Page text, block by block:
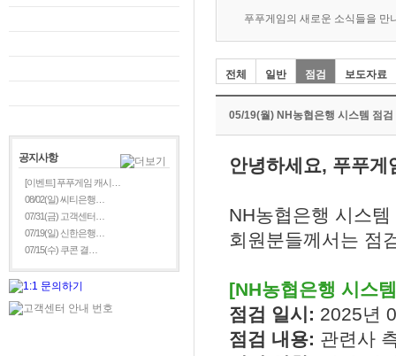
공지사항
[이벤트] 푸푸게임 캐시…
08/02(일) 씨티은행…
07/31(금) 고객센터…
07/19(일) 신한은행…
07/15(수) 쿠콘 결…
푸푸게임의 새로운 소식들을 만
전체 일반 점검 보도자료
05/19(월) NH농협은행 시스템 점검
안녕하세요, 푸푸게
NH농협은행 시스
회원분들께서는 점
[NH농협은행 시스
점검 일시: 2025년
점검 내용: 관련사